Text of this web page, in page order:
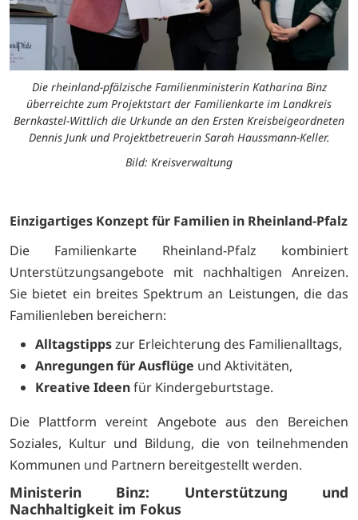
Die rheinland-pfälzische Familienministerin Katharina Binz
überreichte zum Projektstart der Familienkarte im Landkreis
Bernkastel-Wittlich die Urkunde an den Ersten Kreisbeigeordneten
Dennis Junk und Projektbetreuerin Sarah Haussmann-Keller.
Bild: Kreisverwaltung
Einzigartiges Konzept für Familien in Rheinland-Pfalz
Die Familienkarte Rheinland-Pfalz kombiniert
Unterstützungsangebote mit nachhaltigen Anreizen.
Sie bietet ein breites Spektrum an Leistungen, die das
Familienleben bereichern:
Alltagstippszur Erleichterung des Familienalltags,
Anregungen für Ausflüge und Aktivitäten,
Kreative Ideenfür Kindergeburtstage.
Die Plattform vereint Angebote aus den Bereichen
Soziales, Kultur und Bildung, die von teilnehmenden
Kommunen und Partnern bereitgestellt werden.
Ministerin Binz: Unterstützung und
Nachhaltigkeit im Fokus